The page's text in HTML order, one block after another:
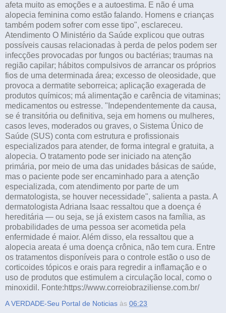
afeta muito as emoções e a autoestima. E não é uma
alopecia feminina como estão falando. Homens e crianças
também podem sofrer com esse tipo", esclareceu.
Atendimento O Ministério da Saúde explicou que outras
possíveis causas relacionadas à perda de pelos podem ser
infecções provocadas por fungos ou bactérias; traumas na
região capilar; hábitos compulsivos de arrancar os próprios
fios de uma determinada área; excesso de oleosidade, que
provoca a dermatite seborreica; aplicação exagerada de
produtos químicos; má alimentação e carência de vitaminas;
medicamentos ou estresse. "Independentemente da causa,
se é transitória ou definitiva, seja em homens ou mulheres,
casos leves, moderados ou graves, o Sistema Único de
Saúde (SUS) conta com estrutura e profissionais
especializados para atender, de forma integral e gratuita, a
alopecia. O tratamento pode ser iniciado na atenção
primária, por meio de uma das unidades básicas de saúde,
mas o paciente pode ser encaminhado para a atenção
especializada, com atendimento por parte de um
dermatologista, se houver necessidade", salienta a pasta. A
dermatologista Adriana Isaac ressaltou que a doença é
hereditária — ou seja, se já existem casos na família, as
probabilidades de uma pessoa ser acometida pela
enfermidade é maior. Além disso, ela ressaltou que a
alopecia areata é uma doença crônica, não tem cura. Entre
os tratamentos disponíveis para o controle estão o uso de
corticoides tópicos e orais para regredir a inflamação e o
uso de produtos que estimulem a circulação local, como o
minoxidil. Fonte:https://www.correiobraziliense.com.br/
A VERDADE-Seu Portal de Noticias às 06:23